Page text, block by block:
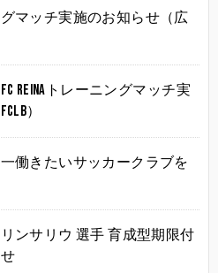
マッチ実施のお知らせ（広
Reinaトレーニングマッチ実
）
働きたいサッカークラブを
ンサリウ 選手 育成型期限付